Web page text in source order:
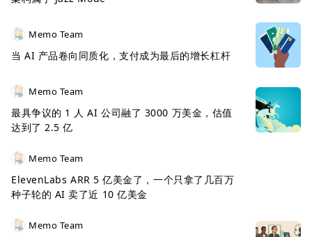
Memo Team
当 AI 产品卷向同质化，支付成为最后的增长杠杆
Memo Team
最具争议的 1 人 AI 公司融了 3000 万美金，估值
达到了 2.5 亿
Memo Team
ElevenLabs ARR 5 亿美金了，一个只拿了几百万
种子轮的 AI 卖了近 10 亿美金
Memo Team